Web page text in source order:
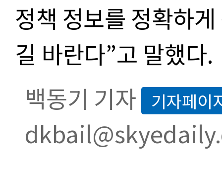
정책 정보를 정확하
길 바란다”고 말했다.
백동기 기자 기자페이